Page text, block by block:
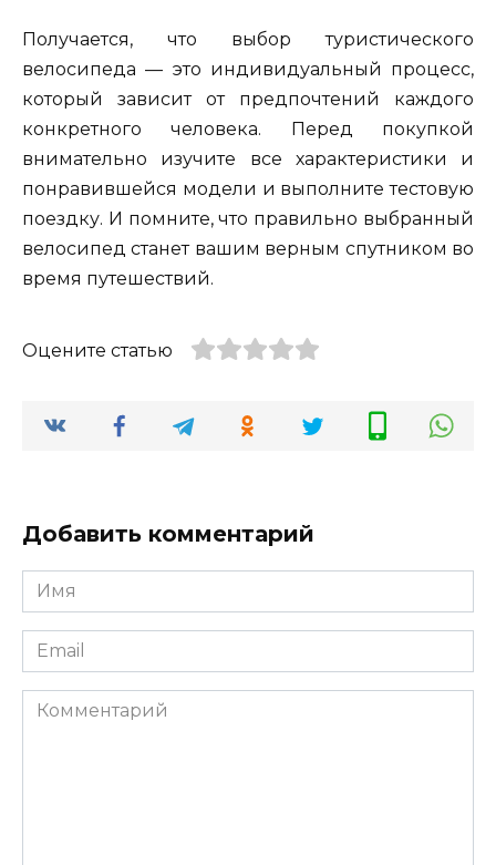
Получается, что выбор туристического
велосипеда — это индивидуальный процесс,
который зависит от предпочтений каждого
конкретного человека. Перед покупкой
внимательно изучите все характеристики и
понравившейся модели и выполните тестовую
поездку. И помните, что правильно выбранный
велосипед станет вашим верным спутником во
время путешествий.
Оцените статью
Добавить комментарий
Имя
Email
Комментарий